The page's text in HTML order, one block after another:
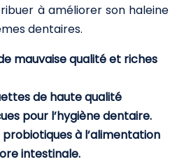
à améliorer son haleine
dentaires.
mauvaise qualité et riches
de haute qualité
pour l’hygiène dentaire.
probiotiques à l’alimentation
intestinale.